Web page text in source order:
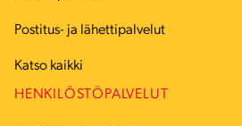
Postitus- ja lähettipalvelut
Katso kaikki
HENKILÖSTÖPALVELUT